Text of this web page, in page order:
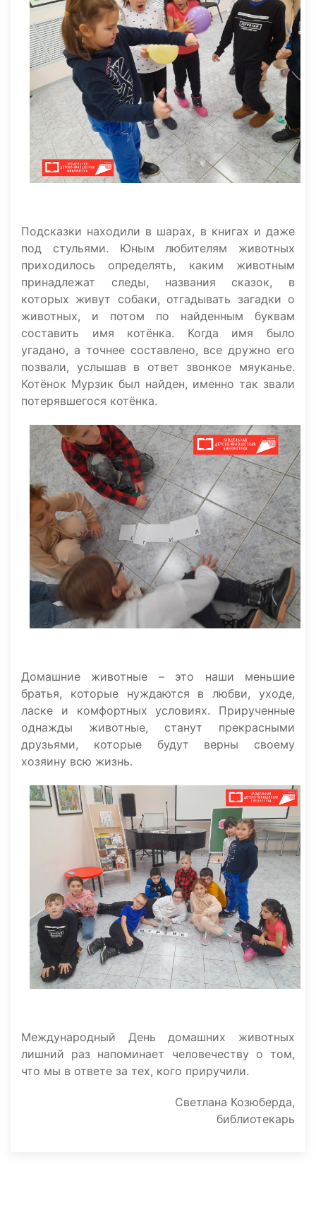
Подсказки находили в шарах, в книгах и даже
под стульями. Юным любителям животных
приходилось определять, каким животным
принадлежат следы, названия сказок, в
которых живут собаки, отгадывать загадки о
животных, и потом по найденным буквам
составить имя котёнка. Когда имя было
угадано, а точнее составлено, все дружно его
позвали, услышав в ответ звонкое мяуканье.
Котёнок Мурзик был найден, именно так звали
потерявшегося котёнка.
Домашние животные – это наши меньшие
братья, которые нуждаются в любви, уходе,
ласке и комфортных условиях. Прирученные
однажды животные, станут прекрасными
друзьями, которые будут верны своему
хозяину всю жизнь.
Международный День домашних животных
лишний раз напоминает человечеству о том,
что мы в ответе за тех, кого приручили.
Светлана Козюберда,
библиотекарь